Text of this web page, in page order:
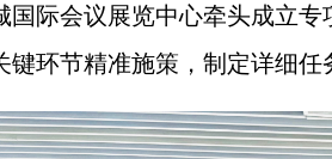
国际会议展览中心牵头成立
键环节精准施策，制定详细